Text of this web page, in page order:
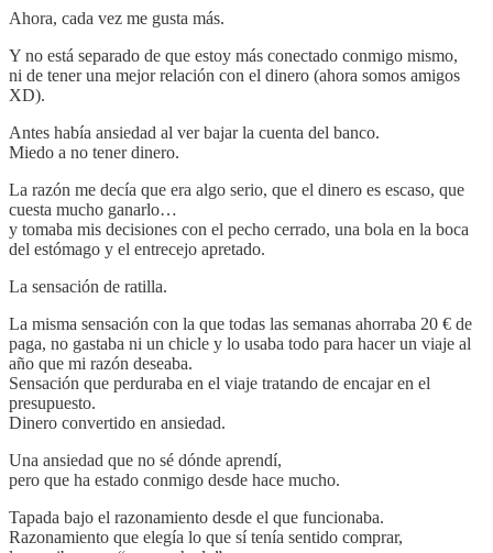
Ahora, cada vez me gusta más.
Y no está separado de que estoy más conectado conmigo mismo,
ni de tener una mejor relación con el dinero (ahora somos amigos
XD).
Antes había ansiedad al ver bajar la cuenta del banco.
Miedo a no tener dinero.
La razón me decía que era algo serio, que el dinero es escaso, que
cuesta mucho ganarlo…
y tomaba mis decisiones con el pecho cerrado, una bola en la boca
del estómago y el entrecejo apretado.
La sensación de ratilla.
La misma sensación con la que todas las semanas ahorraba 20 € de
paga, no gastaba ni un chicle y lo usaba todo para hacer un viaje al
año que mi razón deseaba.
Sensación que perduraba en el viaje tratando de encajar en el
presupuesto.
Dinero convertido en ansiedad.
Una ansiedad que no sé dónde aprendí,
pero que ha estado conmigo desde hace mucho.
Tapada bajo el razonamiento desde el que funcionaba.
Razonamiento que elegía lo que sí tenía sentido comprar,